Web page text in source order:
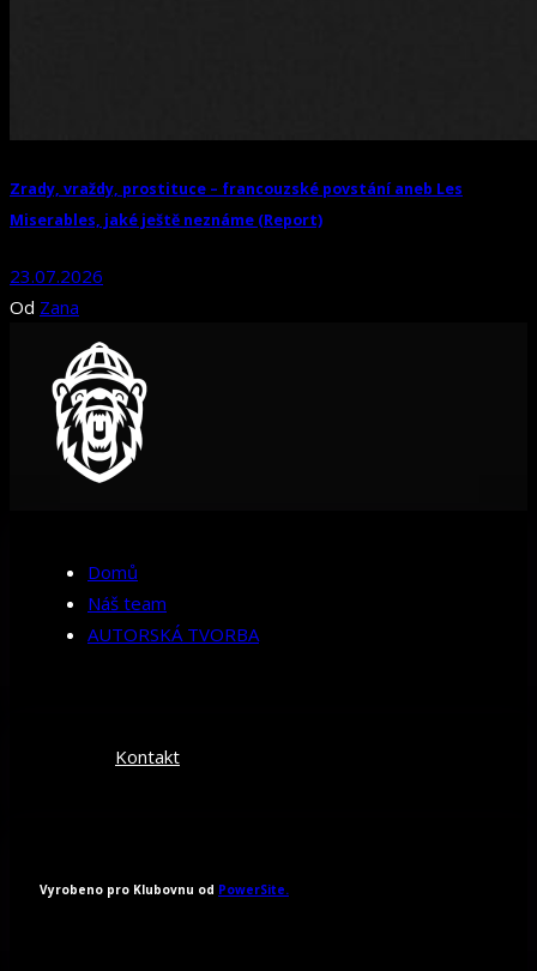
Zrady, vraždy, prostituce – francouzské povstání aneb Les
Miserables, jaké ještě neznáme (Report)
23.07.2026
Od Zana
Domů
Náš team
AUTORSKÁ TVORBA
Kontakt
Vyrobeno pro Klubovnu od PowerSite.